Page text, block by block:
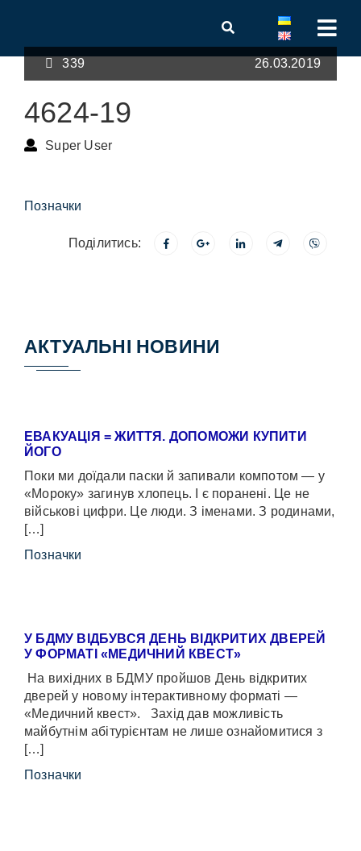
339 26.03.2019
4624-19
Super User
Позначки
Поділитись:
АКТУАЛЬНІ НОВИНИ
ЕВАКУАЦІЯ = ЖИТТЯ. ДОПОМОЖИ КУПИТИ
ЙОГО
Поки ми доїдали паски й запивали компотом — у
«Мороку» загинув хлопець. І є поранені. Це не
військові цифри. Це люди. З іменами. З родинами,
[…]
Позначки
У БДМУ ВІДБУВСЯ ДЕНЬ ВІДКРИТИХ ДВЕРЕЙ
У ФОРМАТІ «МЕДИЧНИЙ КВЕСТ»
На вихідних в БДМУ пройшов День відкритих
дверей у новому інтерактивному форматі —
«Медичний квест». Захід дав можливість
майбутнім абітурієнтам не лише ознайомитися з
[…]
Позначки